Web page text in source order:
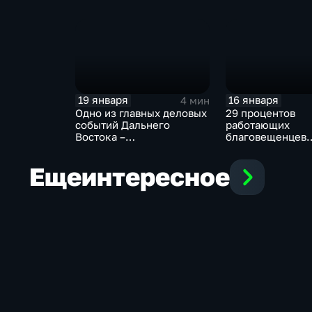
19 января
4 мин
Одно из главных деловых
событий Дальнего
Востока –
16 января
29 процентов
работающих
благовещенцев
по карьерной
этом году
Ещеинтересное